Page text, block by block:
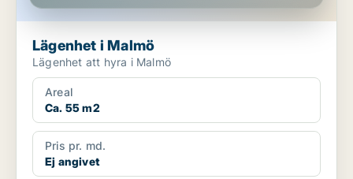
Lägenhet i Malmö
Lägenhet att hyra i Malmö
Areal
Ca. 55 m2
Pris pr. md.
Ej angivet